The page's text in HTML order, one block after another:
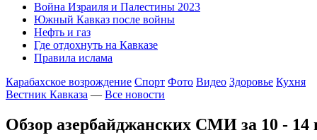
Война Израиля и Палестины 2023
Южный Кавказ после войны
Нефть и газ
Где отдохнуть на Кавказе
Правила ислама
Карабахское возрождение Спорт Фото Видео Здоровье Кухня
Вестник Кавказа — Все новости
Обзор азербайджанских СМИ за 10 - 14